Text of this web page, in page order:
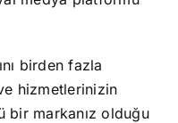
birden fazla
hizmetlerinizin
bir markanız olduğu